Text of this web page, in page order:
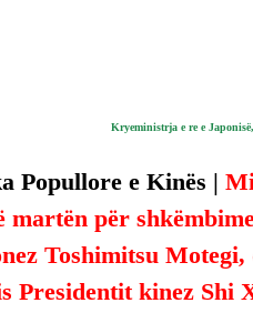
Kryeministrja e re e
Popullore e Kinës |
martën për
Toshimitsu
Presidentit kinez Shi